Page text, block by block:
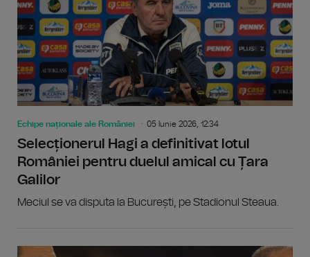
Echipe naționale ale României 05 Iunie 2026, 12:34
Selecționerul Hagi a definitivat lotul
României pentru duelul amical cu Țara
Galilor
Meciul se va disputa la București, pe Stadionul Steaua.